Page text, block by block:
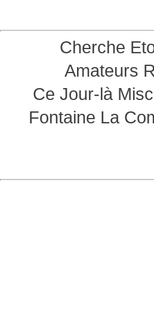
Cherche
Amateurs
Ce Jour-là
Fontaine La